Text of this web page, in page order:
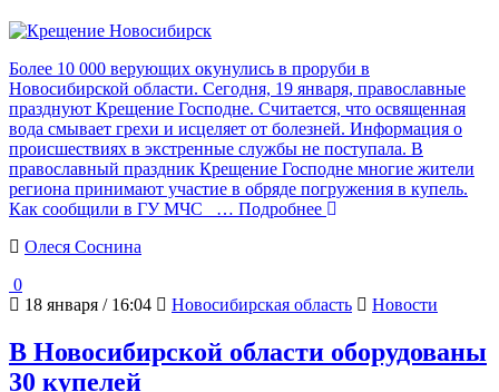
Более 10 000 верующих окунулись в проруби в
Новосибирской области. Сегодня, 19 января, православные
празднуют Крещение Господне. Считается, что освященная
вода смывает грехи и исцеляет от болезней. Информация о
происшествиях в экстренные службы не поступала. В
православный праздник Крещение Господне многие жители
региона принимают участие в обряде погружения в купель.
Как сообщили в ГУ МЧС
… Подробнее
Олеся Соснина
0
18 января / 16:04
Новосибирская область Новости
В Новосибирской области оборудованы
30 купелей